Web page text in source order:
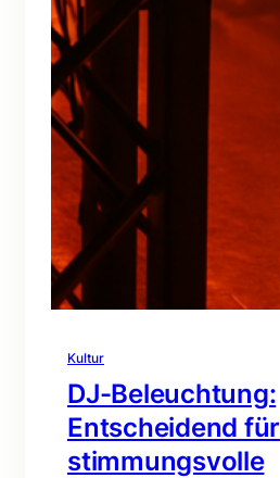
Kultur
DJ-Beleuchtung:
Entscheidend für
stimmungsvolle